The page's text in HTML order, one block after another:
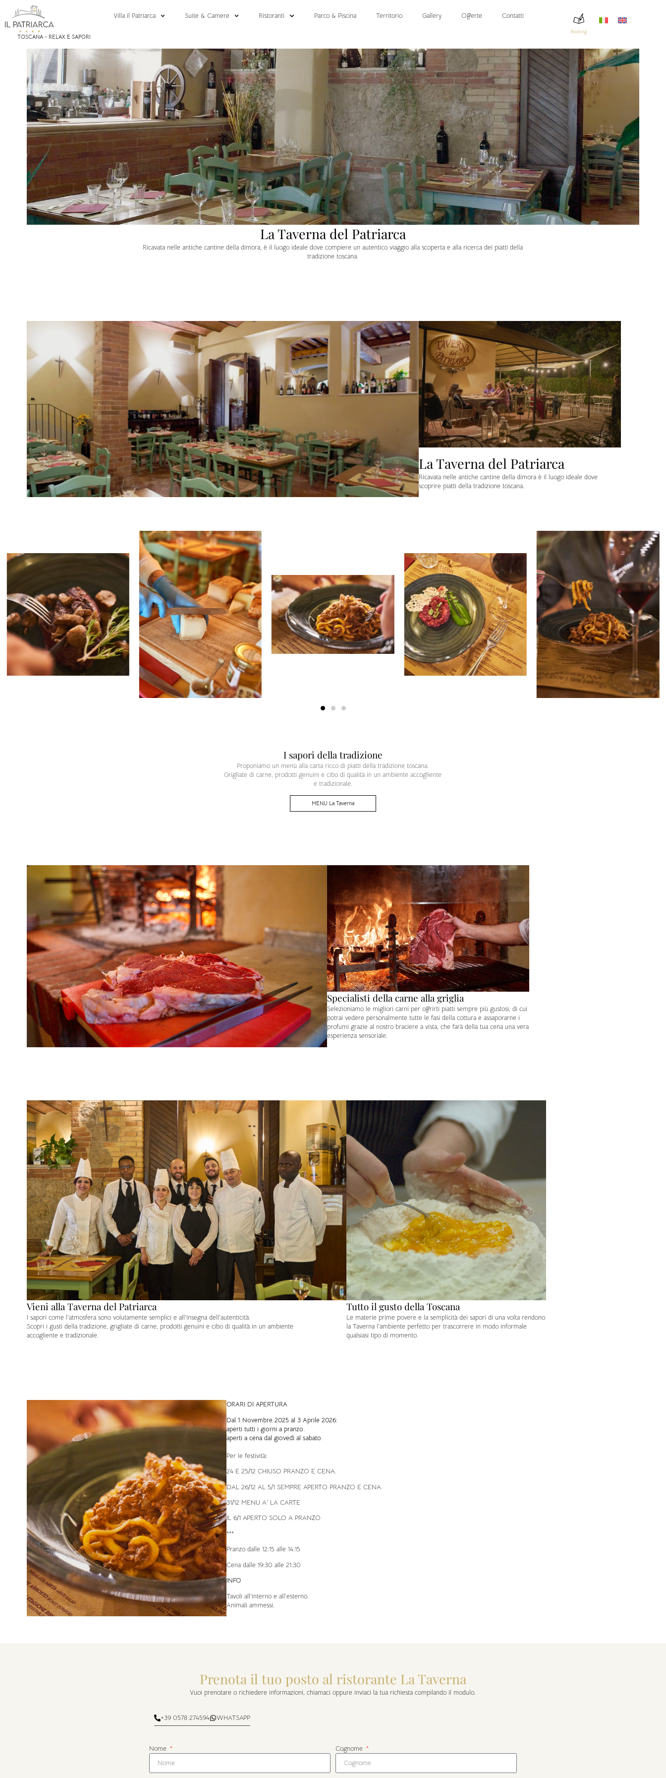
TOSCANA - RELAX E SAPORI
Villa il Patriarca Suite & Camere Ristoranti Parco & Piscina Territorio Gallery Offerte Contatti
Booking
La Taverna del Patriarca
Ricavata nelle antiche cantine della dimora, è il luogo ideale dove compiere un autentico viaggio alla scoperta e alla ricerca dei piatti della
tradizione toscana.
La Taverna del Patriarca
Ricavata nelle antiche cantine della dimora è il luogo ideale dove
scoprire piatti della tradizione toscana.
I sapori della tradizione
Proponiamo un menù alla carta ricco di piatti della tradizione toscana.
Grigliate di carne, prodotti genuini e cibo di qualità in un ambiente accogliente
e tradizionale.
MENU La Taverna
Specialisti della carne alla griglia
Selezioniamo le migliori carni per offrirti piatti sempre più gustosi, di cui
potrai vedere personalmente tutte le fasi della cottura e assaporarne i
profumi grazie al nostro braciere a vista, che farà della tua cena una vera
esperienza sensoriale.
Vieni alla Taverna del Patriarca
I sapori come l’atmosfera sono volutamente semplici e all’insegna dell’autenticità.
Scopri i gusti della tradizione, grigliate di carne, prodotti genuini e cibo di qualità in un ambiente
accogliente e tradizionale.
Tutto il gusto della Toscana
Le materie prime povere e la semplicità dei sapori di una volta rendono
la Taverna l’ambiente perfetto per trascorrere in modo informale
qualsiasi tipo di momento.
ORARI DI APERTURA
Dal 1 Novembre 2025 al 3 Aprile 2026:
aperti tutti i giorni a pranzo.
aperti a cena dal giovedì al sabato.
Per le festività:
24 E 25/12 CHIUSO PRANZO E CENA.
DAL 26/12 AL 5/1 SEMPRE APERTO PRANZO E CENA.
31/12 MENU A’ LA CARTE
IL 6/1 APERTO SOLO A PRANZO
***
Pranzo dalle 12:15 alle 14:15
Cena dalle 19:30 alle 21:30
INFO
Tavoli all’interno e all’esterno.
Animali ammessi.
Prenota il tuo posto al ristorante La Taverna
Vuoi prenotare o richiedere informazioni, chiamaci oppure inviaci la tua richiesta compilando il modulo.
+39 0578 274594 WHATSAPP
Nome Cognome